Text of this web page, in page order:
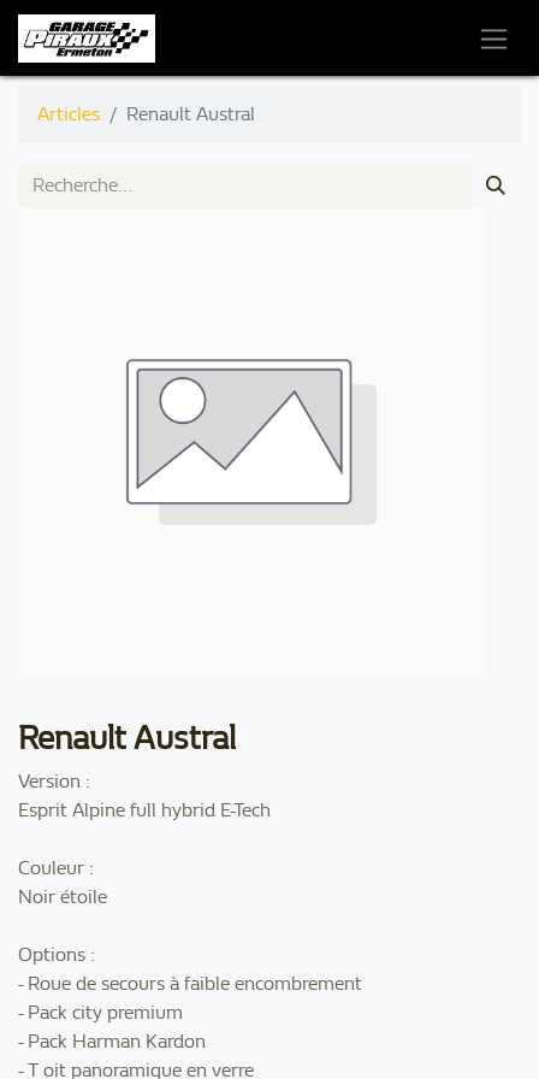
Articles Renault Austral
Renault Austral
Version :
Esprit Alpine full hybrid E-Tech
Couleur :
Noir étoile
Options :
- Roue de secours à faible encombrement
- Pack city premium
- Pack Harman Kardon
- T oit panoramique en verre